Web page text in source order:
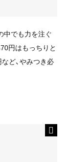
中でも力を注ぐ
円はもっちりと
ど、やみつき必